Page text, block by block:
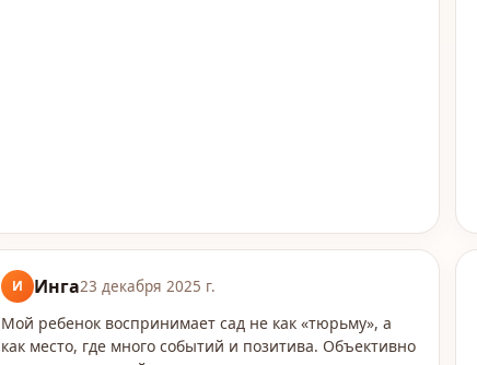
И Инга23 декабря 2025 г.
Мой ребенок воспринимает сад не как «тюрьму», а
как место, где много событий и позитива. Объективно